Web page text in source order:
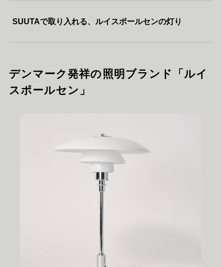
SUUTAで取り入れる、ルイスポールセンの灯り
デンマーク発祥の照明ブランド「ルイ
スポールセン」